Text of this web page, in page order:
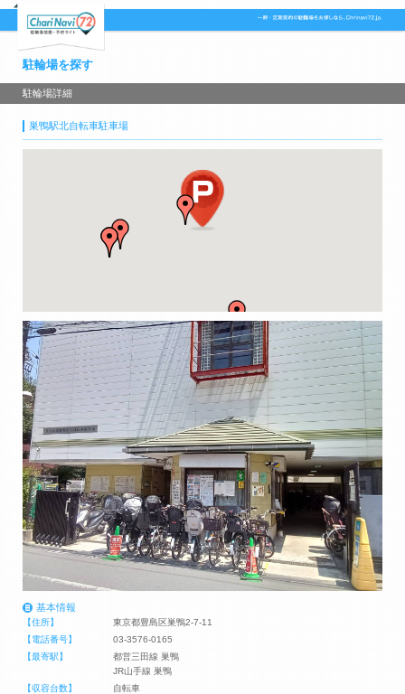
駐輪場を探す
駐輪場詳細
巣鴨駅北自転車駐車場
基本情報
【住所】
東京都豊島区巣鴨2-7-11
【電話番号】
03-3576-0165
【最寄駅】
都営三田線 巣鴨
JR山手線 巣鴨
【収容台数】
自転車